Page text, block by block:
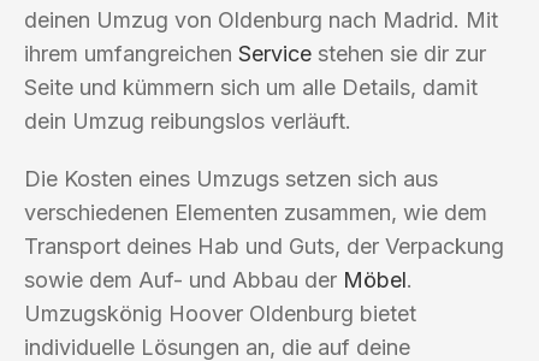
deinen Umzug von Oldenburg nach Madrid. Mit
ihrem umfangreichen Service stehen sie dir zur
Seite und kümmern sich um alle Details, damit
dein Umzug reibungslos verläuft.
Die Kosten eines Umzugs setzen sich aus
verschiedenen Elementen zusammen, wie dem
Transport deines Hab und Guts, der Verpackung
sowie dem Auf- und Abbau der Möbel.
Umzugskönig Hoover Oldenburg bietet
individuelle Lösungen an, die auf deine